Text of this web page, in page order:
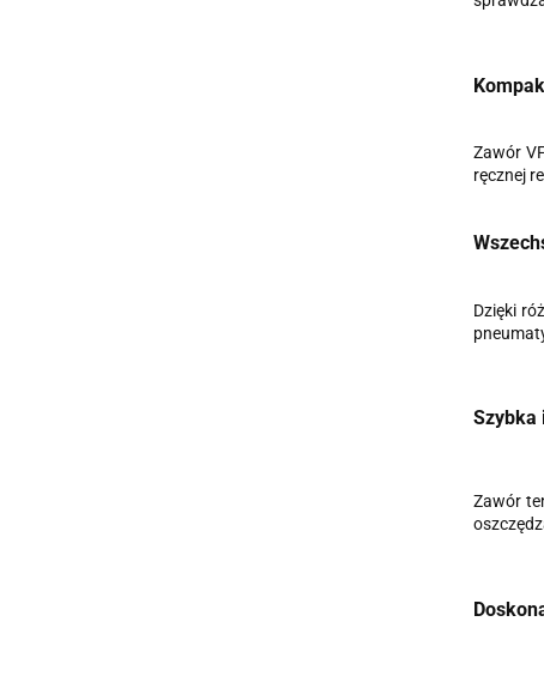
Zawór
ręcznej
Dzięki
Szybka
Zawór